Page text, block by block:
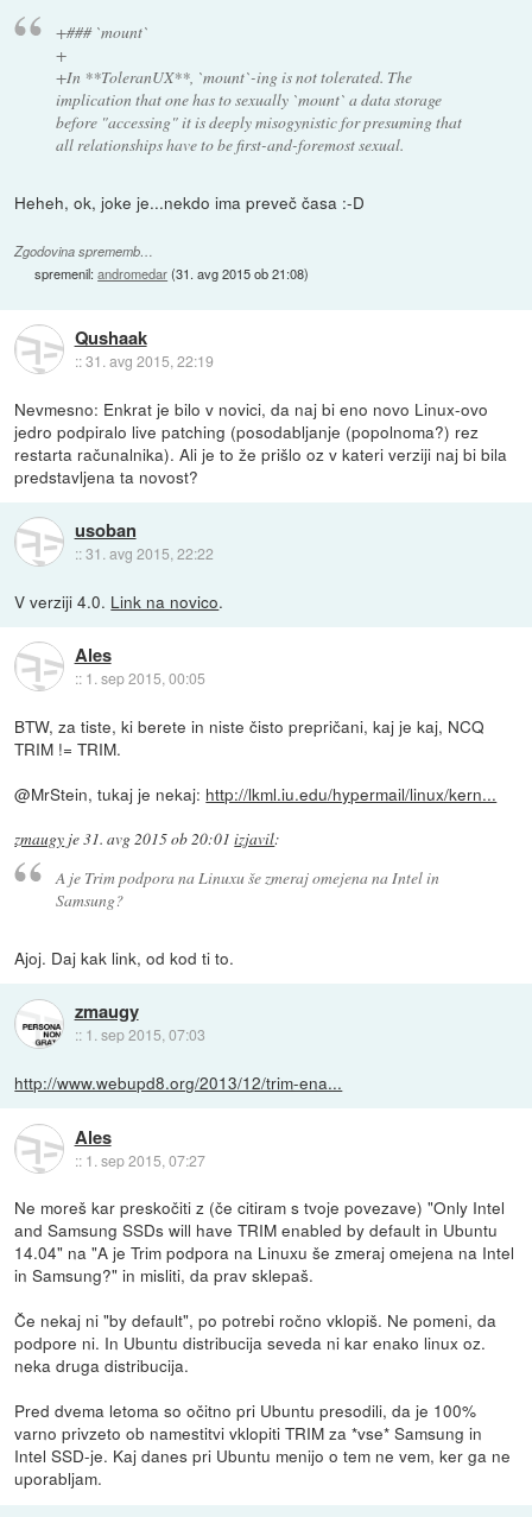
+### `mount`
+
+In **ToleranUX**, `mount`-ing is not tolerated. The
implication that one has to sexually `mount` a data storage
before "accessing" it is deeply misogynistic for presuming that
all relationships have to be first-and-foremost sexual.
Heheh, ok, joke je...nekdo ima preveč časa :-D
Zgodovina sprememb…
spremenil:andromedar(31. avg 2015 ob 21:08)
Qushaak
::31. avg 2015, 22:19
Nevmesno: Enkrat je bilo v novici, da naj bi eno novo Linux-ovo
jedro podpiralo live patching (posodabljanje (popolnoma?) rez
restarta računalnika). Ali je to že prišlo oz v kateri verziji naj bi bila
predstavljena ta novost?
usoban
::31. avg 2015, 22:22
V verziji 4.0. Link na novico.
Ales
:: 1. sep 2015, 00:05
BTW, za tiste, ki berete in niste čisto prepričani, kaj je kaj, NCQ
TRIM != TRIM.
@MrStein, tukaj je nekaj: http://lkml.iu.edu/hypermail/linux/kern...
zmaugy je31. avg 2015 ob 20:01 izjavil:
A je Trim podpora na Linuxu še zmeraj omejena na Intel in
Samsung?
Ajoj. Daj kak link, od kod ti to.
zmaugy
:: 1. sep 2015, 07:03
http://www.webupd8.org/2013/12/trim-ena...
Ales
:: 1. sep 2015, 07:27
Ne moreš kar preskočiti z (če citiram s tvoje povezave) "Only Intel
and Samsung SSDs will have TRIM enabled by default in Ubuntu
14.04" na "A je Trim podpora na Linuxu še zmeraj omejena na Intel
in Samsung?" in misliti, da prav sklepaš.
Če nekaj ni "by default", po potrebi ročno vklopiš. Ne pomeni, da
podpore ni. In Ubuntu distribucija seveda ni kar enako linux oz.
neka druga distribucija.
Pred dvema letoma so očitno pri Ubuntu presodili, da je 100%
varno privzeto ob namestitvi vklopiti TRIM za *vse* Samsung in
Intel SSD-je. Kaj danes pri Ubuntu menijo o tem ne vem, ker ga ne
uporabljam.